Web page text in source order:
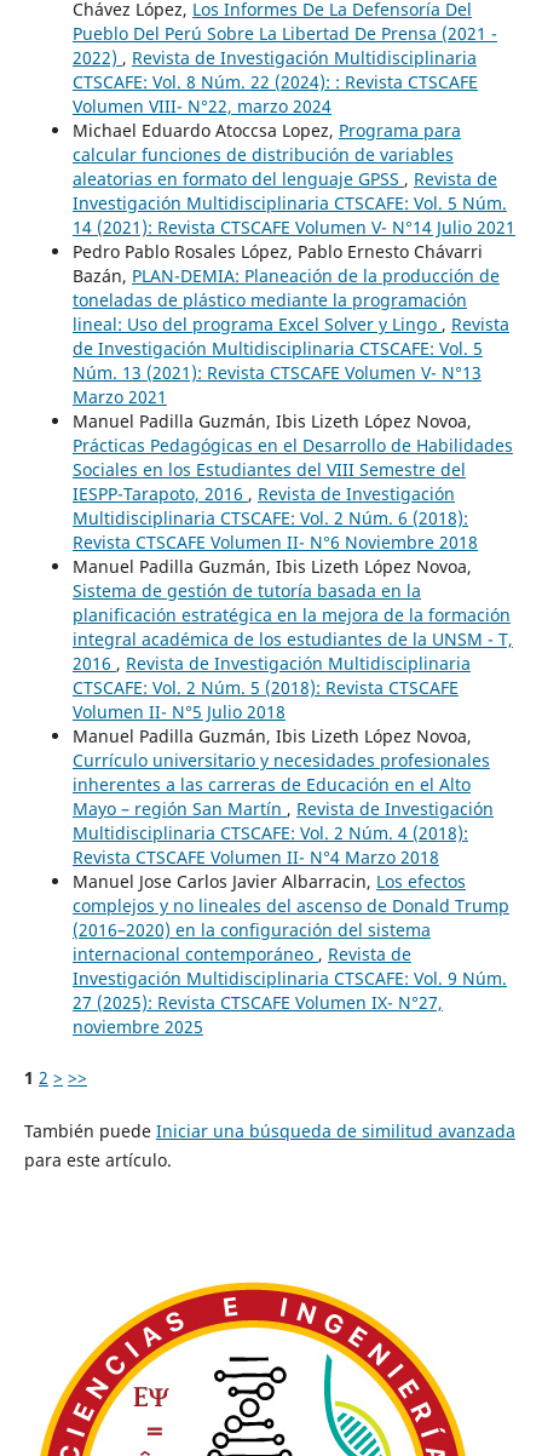
Chávez López, Los Informes De La Defensoría Del
Pueblo Del Perú Sobre La Libertad De Prensa (2021 -
2022) , Revista de Investigación Multidisciplinaria
CTSCAFE: Vol. 8 Núm. 22 (2024): : Revista CTSCAFE
Volumen VIII- N°22, marzo 2024
Michael Eduardo Atoccsa Lopez, Programa para
calcular funciones de distribución de variables
aleatorias en formato del lenguaje GPSS , Revista de
Investigación Multidisciplinaria CTSCAFE: Vol. 5 Núm.
14 (2021): Revista CTSCAFE Volumen V- N°14 Julio 2021
Pedro Pablo Rosales López, Pablo Ernesto Chávarri
Bazán, PLAN-DEMIA: Planeación de la producción de
toneladas de plástico mediante la programación
lineal: Uso del programa Excel Solver y Lingo , Revista
de Investigación Multidisciplinaria CTSCAFE: Vol. 5
Núm. 13 (2021): Revista CTSCAFE Volumen V- N°13
Marzo 2021
Manuel Padilla Guzmán, Ibis Lizeth López Novoa,
Prácticas Pedagógicas en el Desarrollo de Habilidades
Sociales en los Estudiantes del VIII Semestre del
IESPP-Tarapoto, 2016 , Revista de Investigación
Multidisciplinaria CTSCAFE: Vol. 2 Núm. 6 (2018):
Revista CTSCAFE Volumen II- N°6 Noviembre 2018
Manuel Padilla Guzmán, Ibis Lizeth López Novoa,
Sistema de gestión de tutoría basada en la
planificación estratégica en la mejora de la formación
integral académica de los estudiantes de la UNSM - T,
2016 , Revista de Investigación Multidisciplinaria
CTSCAFE: Vol. 2 Núm. 5 (2018): Revista CTSCAFE
Volumen II- N°5 Julio 2018
Manuel Padilla Guzmán, Ibis Lizeth López Novoa,
Currículo universitario y necesidades profesionales
inherentes a las carreras de Educación en el Alto
Mayo – región San Martín , Revista de Investigación
Multidisciplinaria CTSCAFE: Vol. 2 Núm. 4 (2018):
Revista CTSCAFE Volumen II- N°4 Marzo 2018
Manuel Jose Carlos Javier Albarracin, Los efectos
complejos y no lineales del ascenso de Donald Trump
(2016–2020) en la configuración del sistema
internacional contemporáneo , Revista de
Investigación Multidisciplinaria CTSCAFE: Vol. 9 Núm.
27 (2025): Revista CTSCAFE Volumen IX- N°27,
noviembre 2025
1 2 > >>
También puede Iniciar una búsqueda de similitud avanzada
para este artículo.